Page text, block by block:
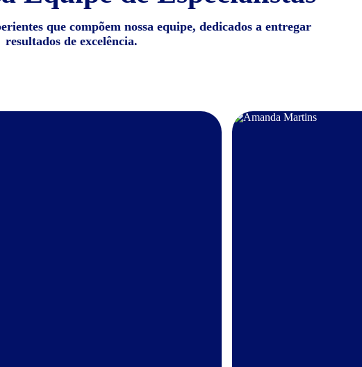
que compõem nossa equipe, dedicados a entregar
resultados de excelência.